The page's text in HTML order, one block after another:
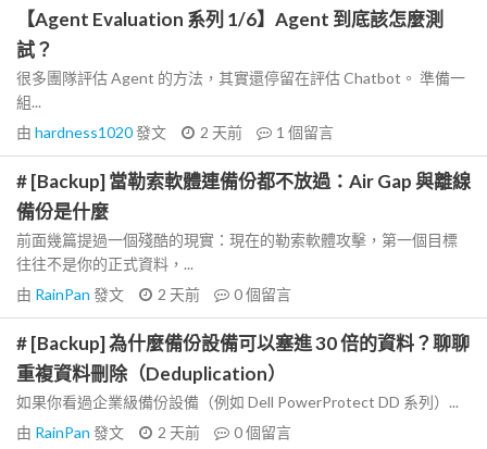
【Agent Evaluation 系列 1/6】Agent 到底該怎麼測
試？
很多團隊評估 Agent 的方法，其實還停留在評估 Chatbot。 準備一
組...
由 hardness1020發文 2 天前 1 個留言
# [Backup] 當勒索軟體連備份都不放過：Air Gap 與離線
備份是什麼
前面幾篇提過一個殘酷的現實：現在的勒索軟體攻擊，第一個目標
往往不是你的正式資料，...
由 RainPan 發文 2 天前 0個留言
# [Backup] 為什麼備份設備可以塞進 30 倍的資料？聊聊
重複資料刪除（Deduplication）
如果你看過企業級備份設備（例如 Dell PowerProtect DD 系列）...
由 RainPan 發文 2 天前 0個留言